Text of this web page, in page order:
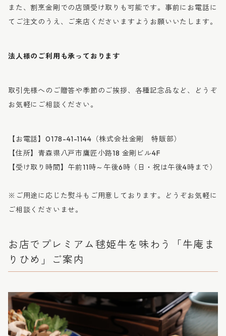
また、割烹金剛での店頭受け取りも可能です。事前にお電話に
てご注文のうえ、ご来店くださいますようお願いいたします。
法人様のご利用も承っております
取引先様へのご贈答や季節のご挨拶、各種記念品など、どうぞ
お気軽にご相談ください。
【お電話】0178-41-1144（株式会社金剛 特販部）
【住所】青森県八戸市鷹匠小路18 金剛ビル4F
【受け取り時間】午前11時～午後6時（日・祝は午後4時まで）
※ご用途に応じた熨斗もご用意しております。どうぞお気軽に
ご相談くださいませ。
お店でプレミアム毬姫牛を味わう「牛庵ま
りひめ」ご案内